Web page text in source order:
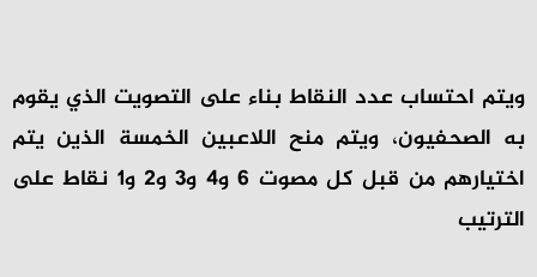
ويتم احتساب عدد النقاط بناء على التصويت الذي يقوم
به الصحفيون، ويتم منح اللاعبين الخمسة الذين يتم
اختيارهم من قبل كل مصوت 6 و4 و3 و2 و1 نقاط على
الترتيب